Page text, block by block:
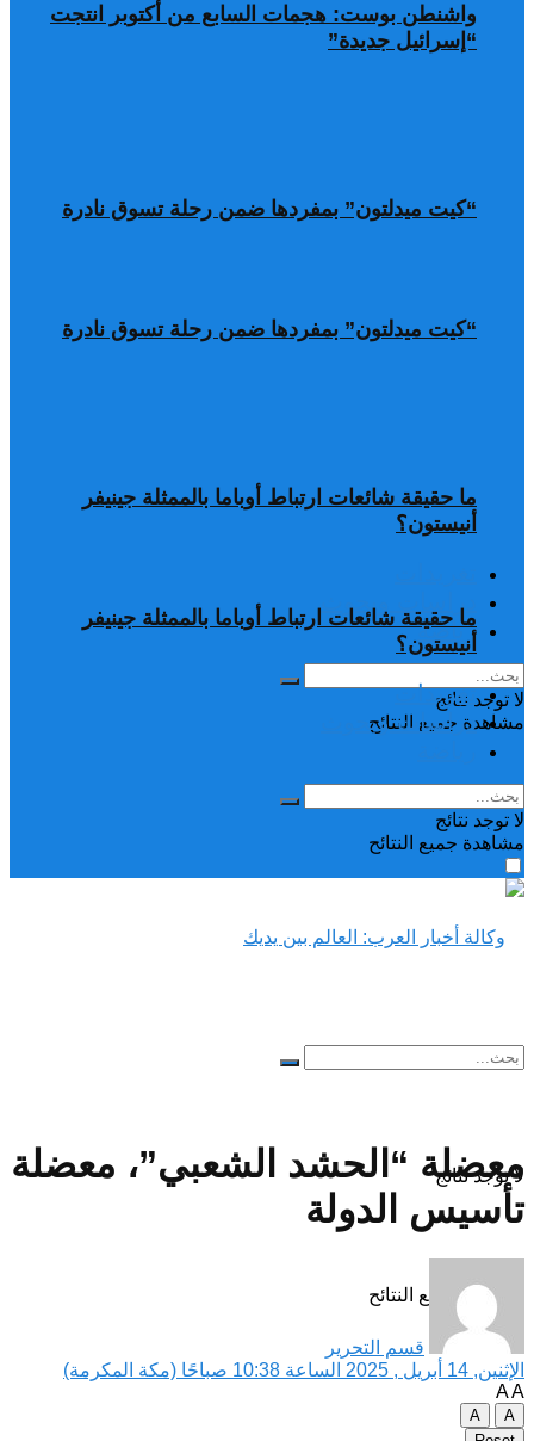
“كيت ميدلتون” بمفردها ضمن رحلة تسوق نادرة
ما حقيقة شائعات ارتباط أوباما بالممثلة جينيفر
أنيستون؟
دراسات وبحوث
رياضة
لا توجد نتائج
مشاهدة جميع النتائح
واشنطن بوست: هجمات السابع من أكتوبر انتجت
“إسرائيل جديدة”
“كيت ميدلتون” بمفردها ضمن رحلة تسوق نادرة
ما حقيقة شائعات ارتباط أوباما بالممثلة جينيفر
أنيستون؟
تغريدات
دراسات وبحوث
لا توجد نتائج
مشاهدة جميع النتائح
لا توجد نتائج
مشاهدة جميع النتائح
معضلة “الحشد الشعبي”، معضلة
تأسيس الدولة
قسم التحرير
الإثنين, 14 أبريل , 2025 الساعة 10:38 صباحًا (مكة المكرمة)
AA
A
A